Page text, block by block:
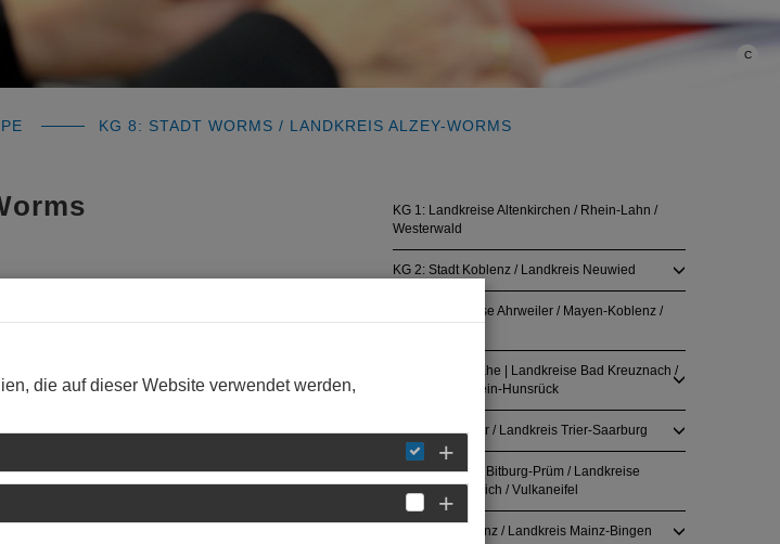
C
KG 8: STADT WORMS / LANDKREIS ALZEY-WORMS
KG 1: Landkreise Altenkirchen / Rhein-Lahn /
Westerwald
KG 2: Stadt Koblenz / Landkreis Neuwied
KG 3: Landkreise Ahrweiler / Mayen-Koblenz /
KG 4: Rhein-Nahe | Landkreise Bad Kreuznach /
Birkenfeld / Rhein-Hunsrück
KG 5: Stadt Trier / Landkreis Trier-Saarburg
KG 6: Eifelkreis Bitburg-Prüm / Landkreise
Bernkastel-Wittlich / Vulkaneifel
KG 7: Stadt Mainz / Landkreis Mainz-Bingen
die auf dieser Website verwendet werden,